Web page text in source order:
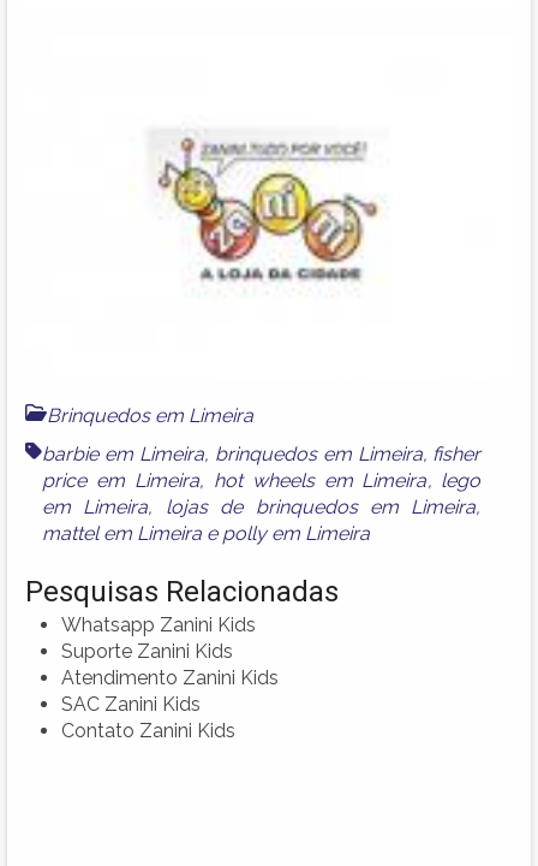
Brinquedos em Limeira
barbie em Limeira, brinquedos em Limeira, fisher
price em Limeira, hot wheels em Limeira, lego
em Limeira, lojas de brinquedos em Limeira,
mattel em Limeira e polly em Limeira
Pesquisas Relacionadas
Whatsapp Zanini Kids
Suporte Zanini Kids
Atendimento Zanini Kids
SAC Zanini Kids
Contato Zanini Kids